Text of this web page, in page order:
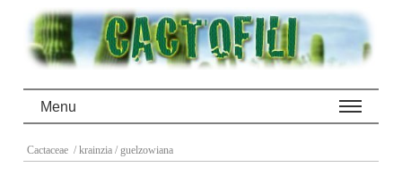
Menu
Cactaceae / krainzia / guelzowiana